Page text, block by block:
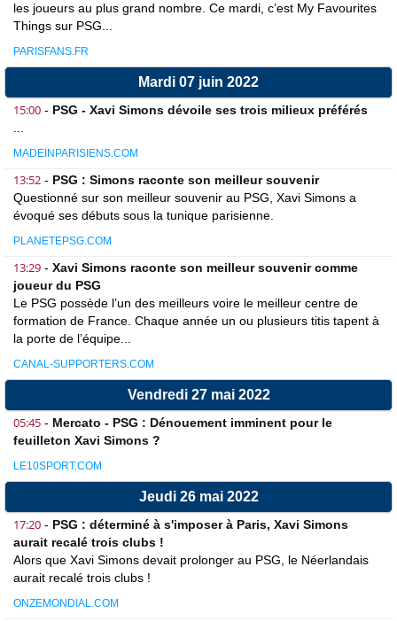
les joueurs au plus grand nombre. Ce mardi, c’est My Favourites
Things sur PSG...
PARISFANS.FR
Mardi 07 juin 2022
15:00 - PSG - Xavi Simons dévoile ses trois milieux préférés
MADEINPARISIENS.COM
13:52 - PSG : Simons raconte son meilleur souvenir
Questionné sur son meilleur souvenir au PSG, Xavi Simons a
évoqué ses débuts sous la tunique parisienne.
PLANETEPSG.COM
13:29 - Xavi Simons raconte son meilleur souvenir comme
joueur du PSG
Le PSG possède l’un des meilleurs voire le meilleur centre de
formation de France. Chaque année un ou plusieurs titis tapent à
la porte de l’équipe...
CANAL-SUPPORTERS.COM
Vendredi 27 mai 2022
05:45 - Mercato - PSG : Dénouement imminent pour le
feuilleton Xavi Simons ?
LE10SPORT.COM
Jeudi 26 mai 2022
17:20 - PSG : déterminé à s'imposer à Paris, Xavi Simons
aurait recalé trois clubs !
Alors que Xavi Simons devait prolonger au PSG, le Néerlandais
aurait recalé trois clubs !
ONZEMONDIAL.COM